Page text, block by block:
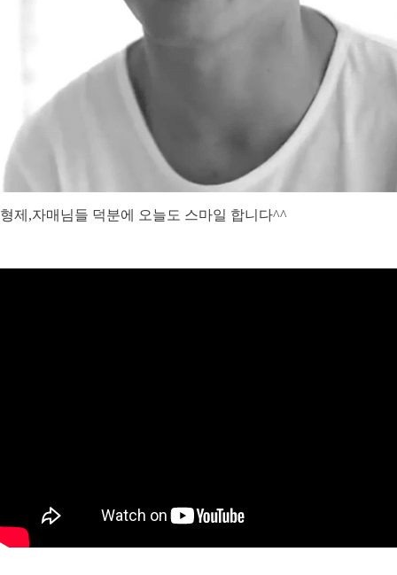
형제,자매님들 덕분에 오늘도 스마일 합니다^^